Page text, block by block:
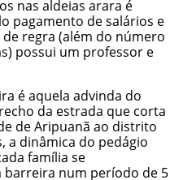
nas aldeias arara é
pagamento de salários e
regra (além do número
possui um professor e
é aquela advinda do
da estrada que corta
de Aripuanã ao distrito
a dinâmica do pedágio
família se
barreira num período de 5